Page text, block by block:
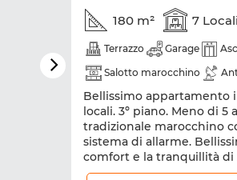
180 m² 7 Locali
Terrazzo Garage
Salotto marocchino
Sistema di allarme
Internet
Ammessi
Bellissimo appartamento
locali. 3º piano. Meno di
tradizionale marocchino
sistema di allarme.
comfort e la tranquillità di
Meravigliosa vista sul